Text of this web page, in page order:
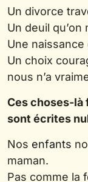
Un divorce
Un deuil qu’on
Une
Un choix
nous n’a
Ces choses-là
sont écrites
Nos enfants
maman.
Pas comme la